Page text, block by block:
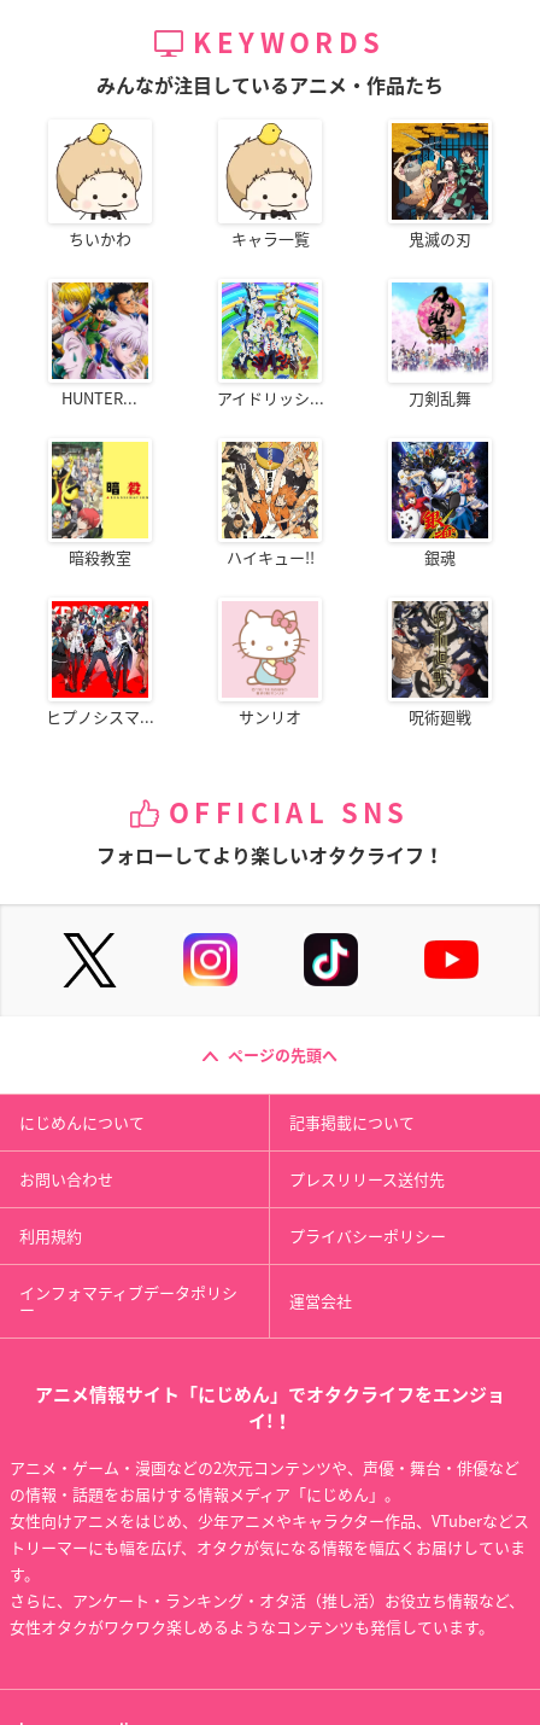
KEYWORDS
みんなが注目しているアニメ・作品たち
ちいかわ キャラ一覧 鬼滅の刃
HUNTER... アイドリッシ... 刀剣乱舞
暗殺教室 ハイキュー!! 銀魂
ヒプノシスマ... サンリオ 呪術廻戦
OFFICIAL SNS
フォローしてより楽しいオタクライフ！
ページの先頭へ
にじめんについて 記事掲載について
お問い合わせ プレスリリース送付先
利用規約 プライバシーポリシー
インフォマティブデータポリシ
ー 運営会社
アニメ情報サイト「にじめん」でオタクライフをエンジョ
イ!！
アニメ・ゲーム・漫画などの2次元コンテンツや、声優・舞台・俳優など
の情報・話題をお届けする情報メディア「にじめん」。
女性向けアニメをはじめ、少年アニメやキャラクター作品、VTuberなどス
トリーマーにも幅を広げ、オタクが気になる情報を幅広くお届けしていま
す。
さらに、アンケート・ランキング・オタ活（推し活）お役立ち情報など、
女性オタクがワクワク楽しめるようなコンテンツも発信しています。